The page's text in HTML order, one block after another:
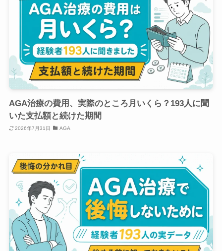
AGA治療の費用、実際のところ月いくら？193人に聞
いた支払額と続けた期間
2026年7月31日 AGA